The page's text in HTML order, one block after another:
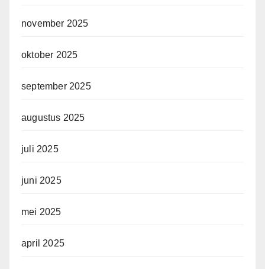
november 2025
oktober 2025
september 2025
augustus 2025
juli 2025
juni 2025
mei 2025
april 2025